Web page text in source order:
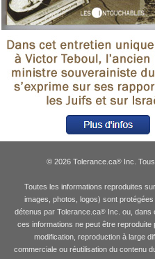
© 2026 Tolerance.ca®Inc.
Toutes les informations reproduites
images, photos, logos) sont
détenus par Tolerance.ca® Inc. ou,
ces informations ne peut être
modification, reproduction à large
commerciale ou réutilisation du contenu